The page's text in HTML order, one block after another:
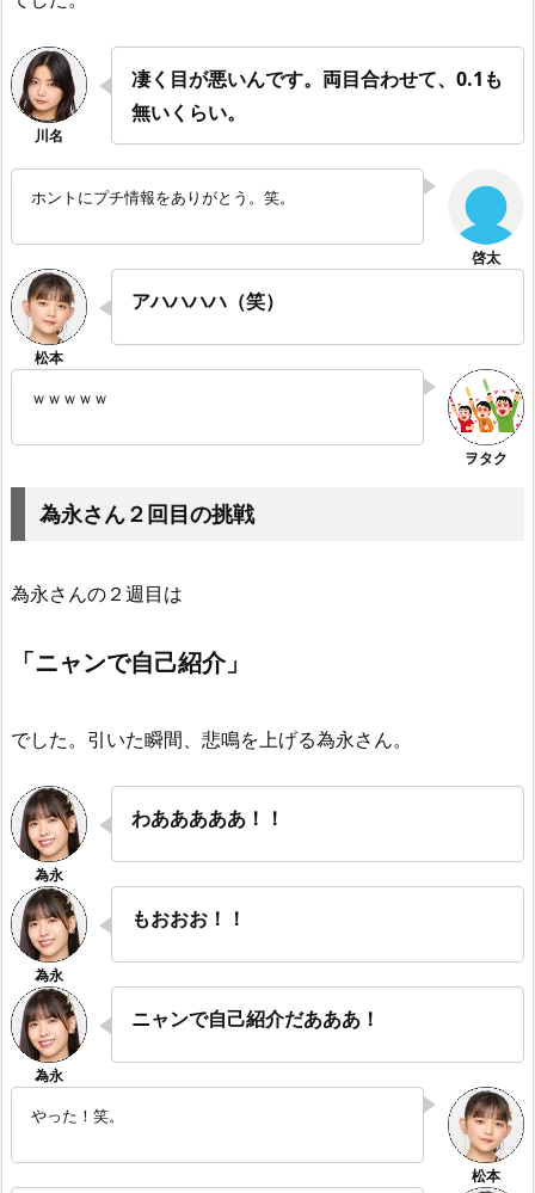
凄く目が悪いんです。両目合わせて、0.1も
無いくらい。
ホントにプチ情報をありがとう。笑。
アハハハハ（笑）
ｗｗｗｗｗ
為永さん２回目の挑戦
為永さんの２週目は
「ニャンで自己紹介」
でした。引いた瞬間、悲鳴を上げる為永さん。
わあああああ！！
もおおお！！
ニャンで自己紹介だあああ！
やった！笑。